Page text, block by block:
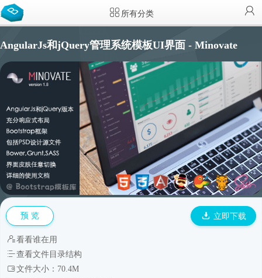
所有分类
AngularJs和jQuery管理系统模板UI界面 - Minovate
预 览 立即下载
看看谁在用
查看文件目录结构
文件大小：70.4M